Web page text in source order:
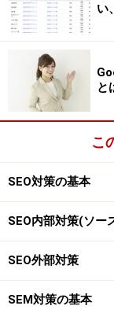
い
と
こ
SEO対策の基本
SEO内部対策(ソー
SEO外部対策
SEM対策の基本